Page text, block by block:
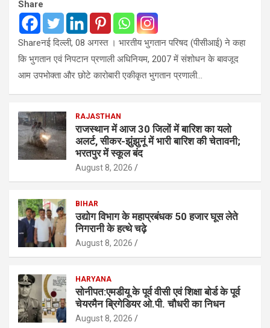
Share
Shareनई दिल्ली, 08 अगस्त । भारतीय भुगतान परिषद (पीसीआई) ने कहा
कि भुगतान एवं निपटान प्रणाली अधिनियम, 2007 में संशोधन के बावजूद
आम उपभोक्ता और छोटे कारोबारी एकीकृत भुगतान प्रणाली…
RAJASTHAN
राजस्थान में आज 30 जिलों में बारिश का यलो
अलर्ट, सीकर-झुंझुनूं में भारी बारिश की चेतावनी;
भरतपुर में स्कूल बंद
August 8, 2026
BIHAR
उद्योग विभाग के महाप्रबंधक 50 हजार घूस लेते
निगरानी के हत्थे चढ़े
August 8, 2026
HARYANA
सोनीपत:एमडीयू के पूर्व वीसी एवं शिक्षा बाेर्ड के पूर्व
चेयरमैन ब्रिगेडियर ओ.पी. चौधरी का निधन
August 8, 2026